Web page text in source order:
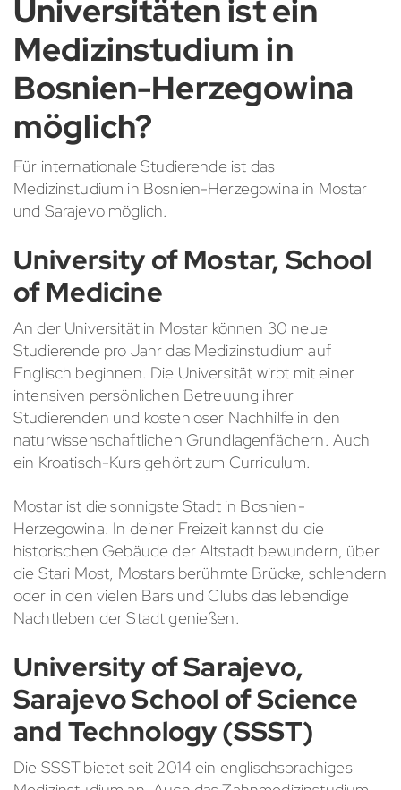
Universitäten ist ein
Medizinstudium in
Bosnien-Herzegowina
möglich?
Für internationale Studierende ist das
Medizinstudium in Bosnien-Herzegowina in Mostar
und Sarajevo möglich.
University of Mostar, School
of Medicine
An der Universität in Mostar können 30 neue
Studierende pro Jahr das Medizinstudium auf
Englisch beginnen. Die Universität wirbt mit einer
intensiven persönlichen Betreuung ihrer
Studierenden und kostenloser Nachhilfe in den
naturwissenschaftlichen Grundlagenfächern. Auch
ein Kroatisch-Kurs gehört zum Curriculum.
Mostar ist die sonnigste Stadt in Bosnien-
Herzegowina. In deiner Freizeit kannst du die
historischen Gebäude der Altstadt bewundern, über
die Stari Most, Mostars berühmte Brücke, schlendern
oder in den vielen Bars und Clubs das lebendige
Nachtleben der Stadt genießen.
University of Sarajevo,
Sarajevo School of Science
and Technology (SSST)
Die SSST bietet seit 2014 ein englischsprachiges